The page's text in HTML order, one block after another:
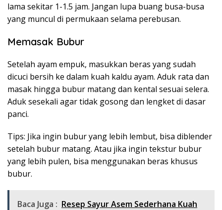
lama sekitar 1-1.5 jam. Jangan lupa buang busa-busa
yang muncul di permukaan selama perebusan.
Memasak Bubur
Setelah ayam empuk, masukkan beras yang sudah
dicuci bersih ke dalam kuah kaldu ayam. Aduk rata dan
masak hingga bubur matang dan kental sesuai selera.
Aduk sesekali agar tidak gosong dan lengket di dasar
panci.
Tips: Jika ingin bubur yang lebih lembut, bisa diblender
setelah bubur matang. Atau jika ingin tekstur bubur
yang lebih pulen, bisa menggunakan beras khusus
bubur.
Baca Juga : Resep Sayur Asem Sederhana Kuah